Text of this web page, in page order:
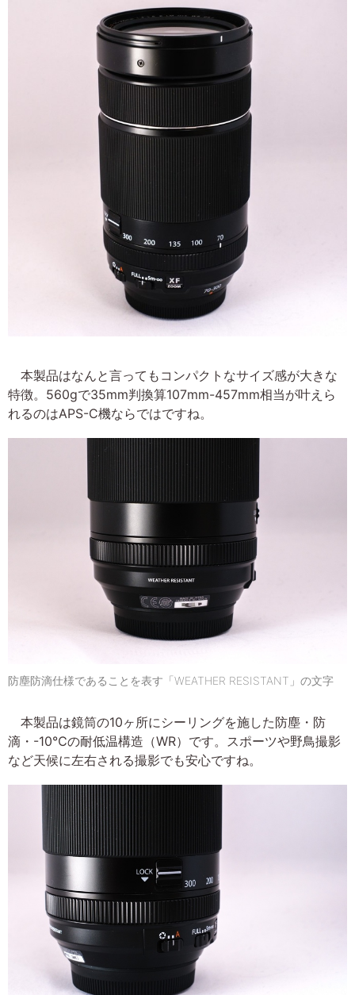
本製品はなんと言ってもコンパクトなサイズ感が大きな
特徴。560gで35mm判換算107mm-457mm相当が叶えら
れるのはAPS-C機ならではですね。
防塵防滴仕様であることを表す「WEATHER RESISTANT」の文字
本製品は鏡筒の10ヶ所にシーリングを施した防塵・防
滴・-10℃の耐低温構造（WR）です。スポーツや野鳥撮影
など天候に左右される撮影でも安心ですね。